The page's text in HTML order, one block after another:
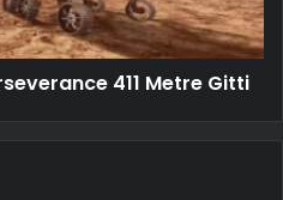
411 Metre Gitti